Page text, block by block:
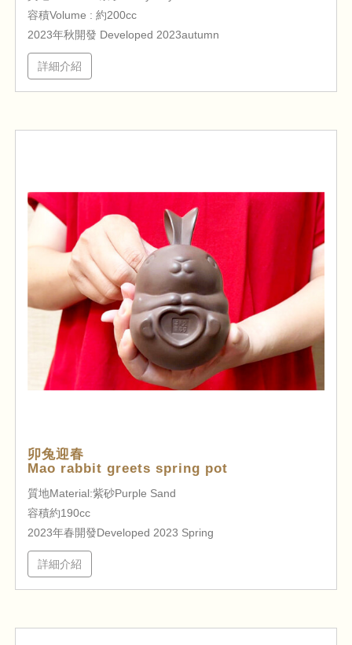
容積Volume : 約200cc
2023年秋開發 Developed 2023autumn
詳細介紹
卯兔迎春
Mao rabbit greets spring pot
質地Material:紫砂Purple Sand
容積約190cc
2023年春開發Developed 2023 Spring
詳細介紹